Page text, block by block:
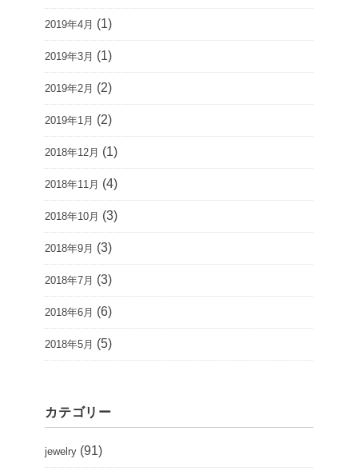
2019年4月 (1)
2019年3月 (1)
2019年2月 (2)
2019年1月 (2)
2018年12月 (1)
2018年11月 (4)
2018年10月 (3)
2018年9月 (3)
2018年7月 (3)
2018年6月 (6)
2018年5月 (5)
カテゴリー
jewelry (91)